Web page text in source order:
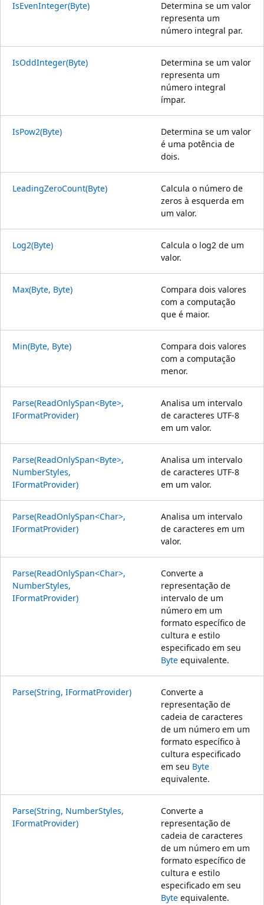
IsEvenInteger(Byte)
Determina se um valor
representa um
número integral par.
IsOddInteger(Byte)
Determina se um valor
representa um
número integral
ímpar.
IsPow2(Byte)
Determina se um valor
é uma potência de
dois.
LeadingZeroCount(Byte)
Calcula o número de
zeros à esquerda em
um valor.
Log2(Byte)
Calcula o log2 de um
valor.
Max(Byte, Byte)
Compara dois valores
com a computação
que é maior.
Min(Byte, Byte)
Compara dois valores
com a computação
menor.
Parse(ReadOnlySpan<Byte>,
IFormatProvider)
Analisa um intervalo
de caracteres UTF-8
em um valor.
Parse(ReadOnlySpan<Byte>,
NumberStyles,
IFormatProvider)
Analisa um intervalo
de caracteres UTF-8
em um valor.
Parse(ReadOnlySpan<Char>,
IFormatProvider)
Analisa um intervalo
de caracteres em um
valor.
Parse(ReadOnlySpan<Char>,
NumberStyles,
IFormatProvider)
Converte a
representação de
intervalo de um
número em um
formato específico de
cultura e estilo
especificado em seu
Byte equivalente.
Parse(String, IFormatProvider)
Converte a
representação de
cadeia de caracteres
de um número em um
formato específico à
cultura especificado
em seu Byte
equivalente.
Parse(String, NumberStyles,
IFormatProvider)
Converte a
representação de
cadeia de caracteres
de um número em um
formato específico de
cultura e estilo
especificado em seu
Byte equivalente.